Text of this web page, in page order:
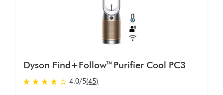
Dyson Find+Follow™ Purifier Cool PC3
4.0
4.0/5(45)